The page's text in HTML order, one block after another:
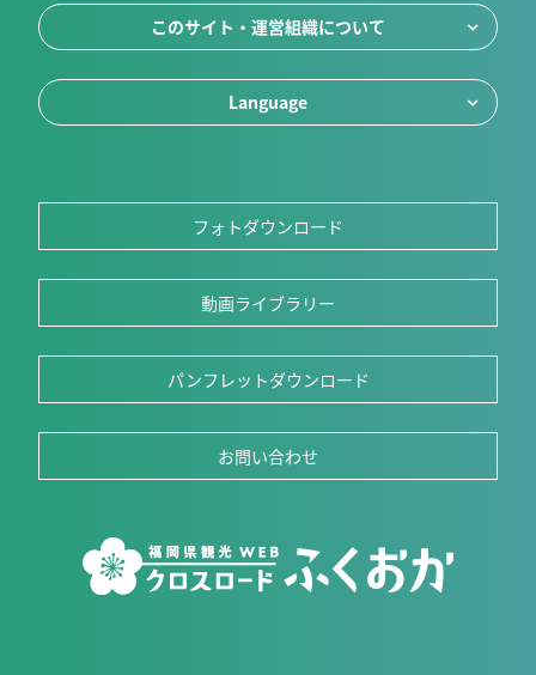
このサイト・運営組織について
Language
フォトダウンロード
動画ライブラリー
パンフレットダウンロード
お問い合わせ